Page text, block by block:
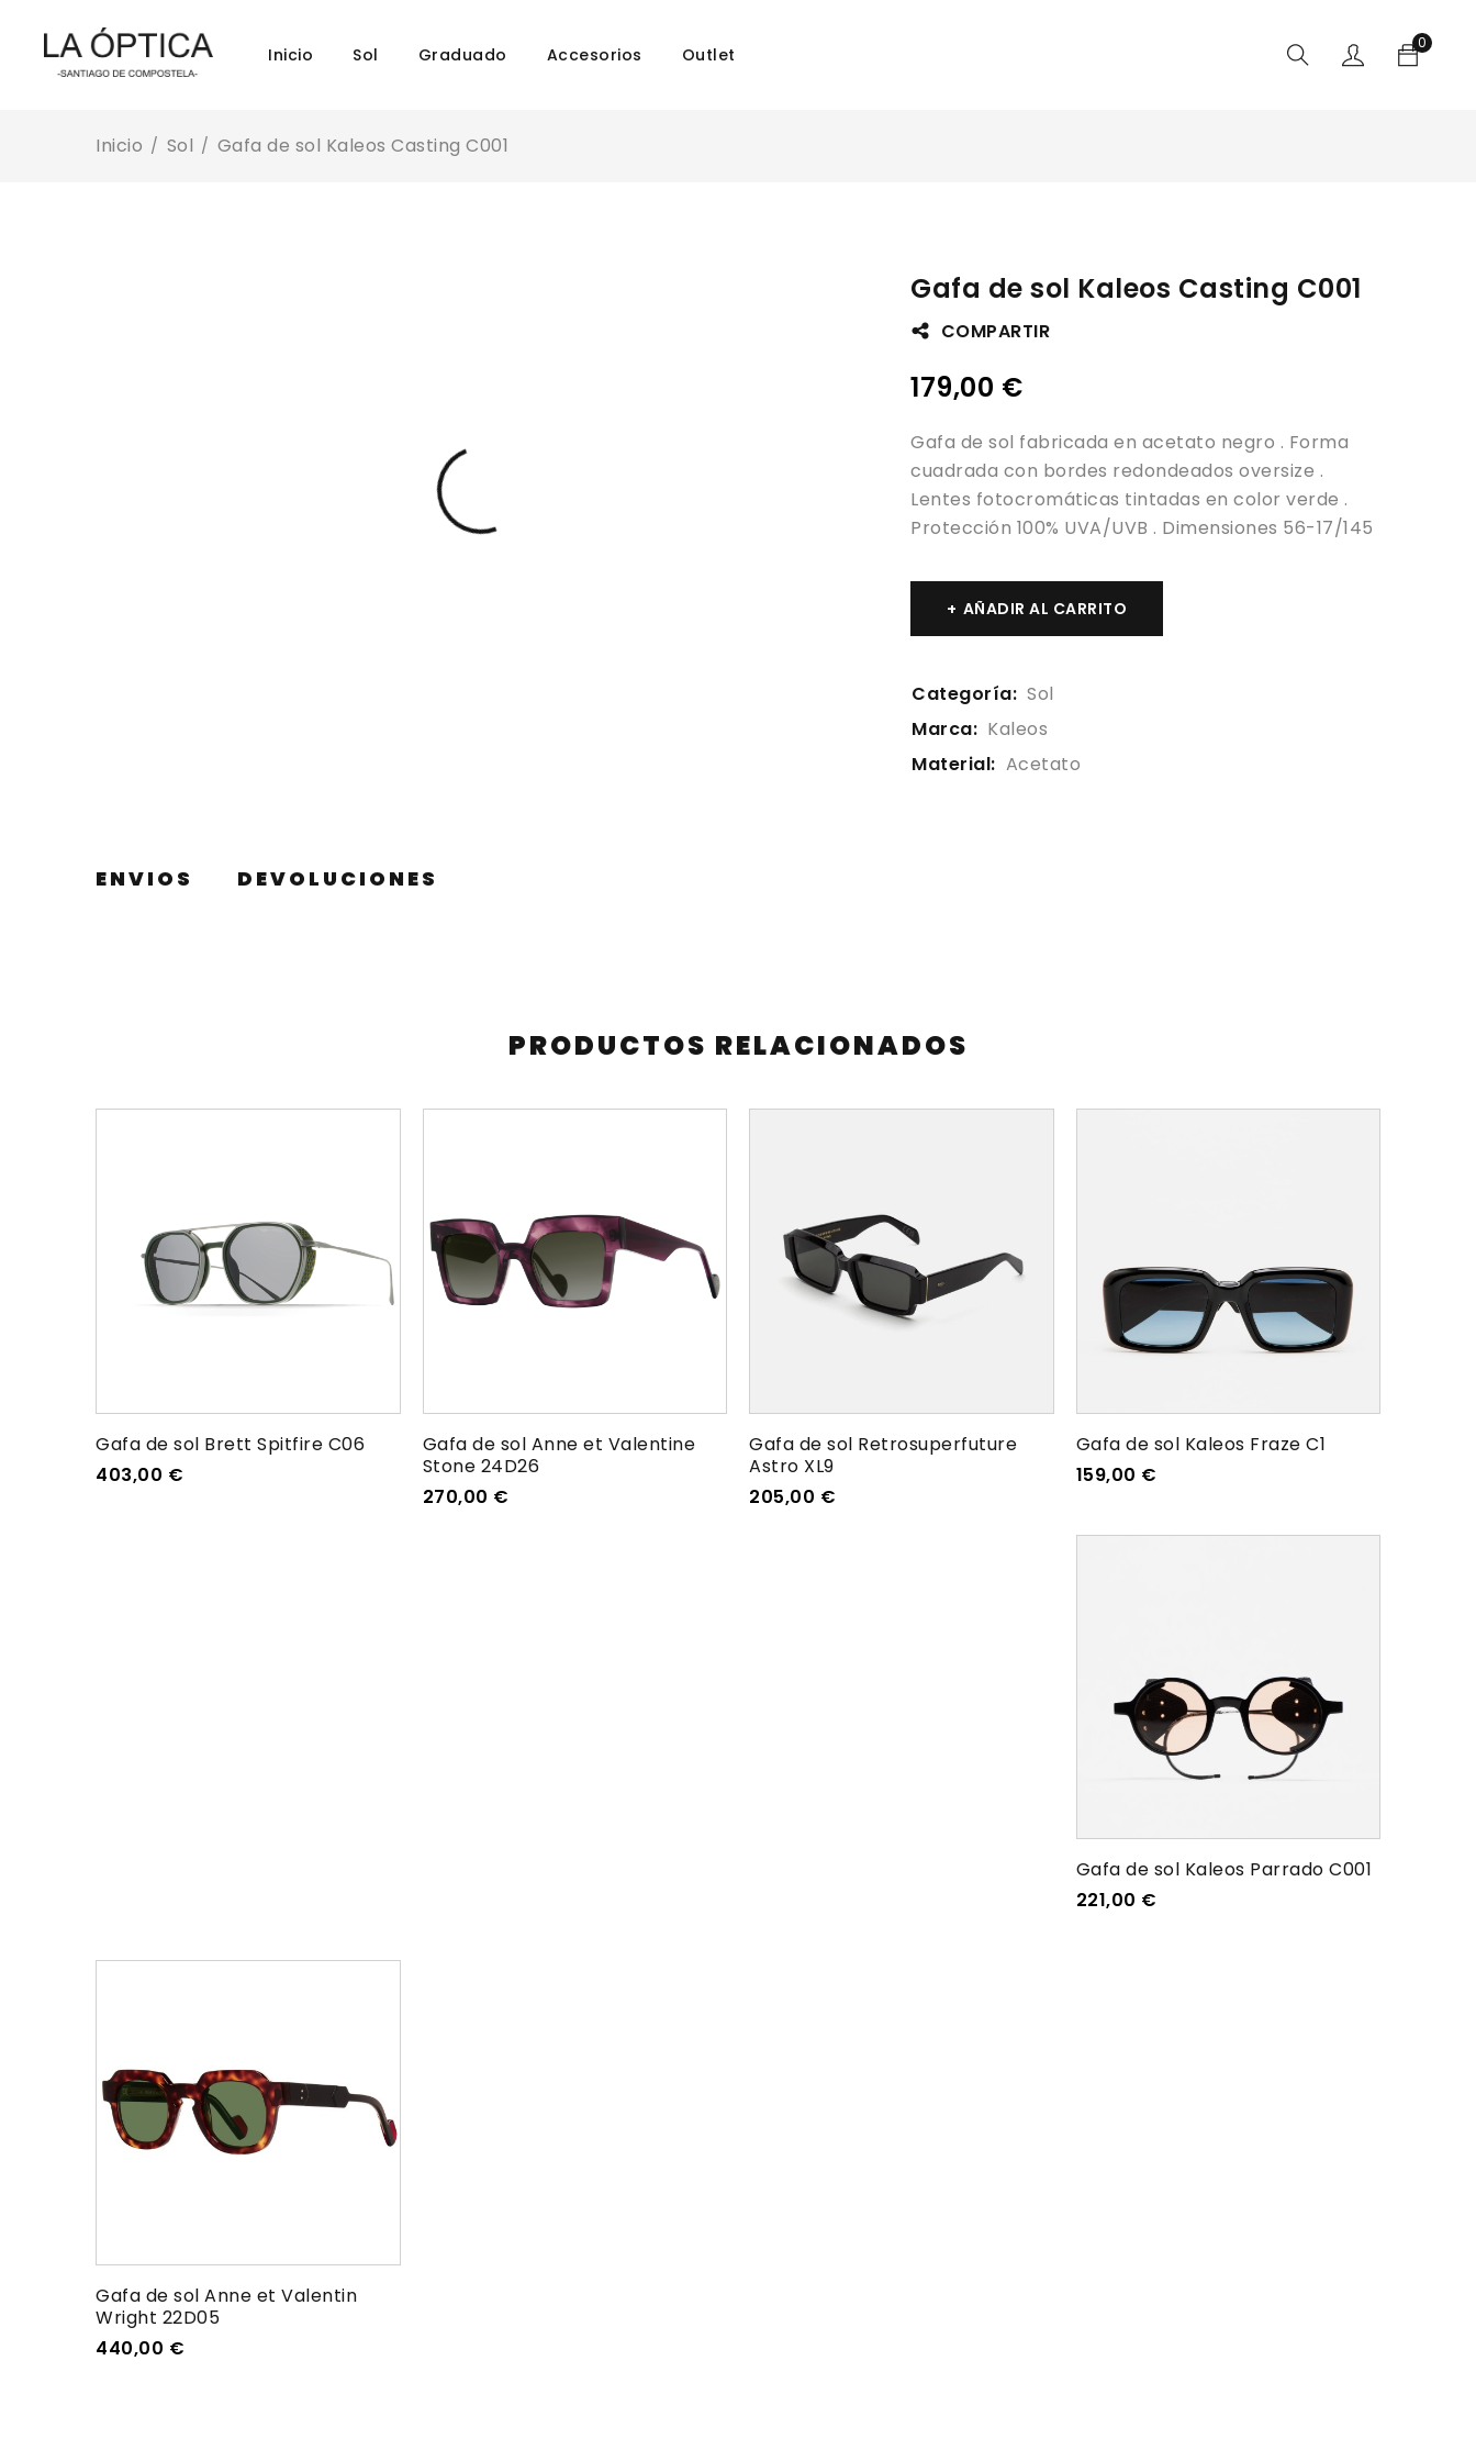
Inicio Sol Graduado Accesorios Outlet
0
Inicio / Sol / Gafa de sol Kaleos Casting C001
Gafa de sol Kaleos Casting C001
COMPARTIR
179,00 €
Gafa de sol fabricada en acetato negro . Forma
cuadrada con bordes redondeados oversize .
Lentes fotocromáticas tintadas en color verde .
Protección 100% UVA/UVB . Dimensiones 56-17/145
AÑADIR AL CARRITO
Categoría: Sol
Marca: Kaleos
Material: Acetato
ENVIOS DEVOLUCIONES
PRODUCTOS RELACIONADOS
Gafa de sol Brett Spitfire C06
403,00 €
Gafa de sol Anne et Valentine
Stone 24D26
270,00 €
Gafa de sol Retrosuperfuture
Astro XL9
205,00 €
Gafa de sol Kaleos Fraze C1
159,00 €
Gafa de sol Kaleos Parrado C001
221,00 €
Gafa de sol Anne et Valentin
Wright 22D05
440,00 €